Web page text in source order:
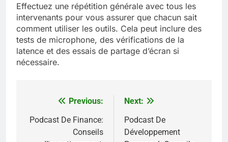
Effectuez une répétition générale avec tous les
intervenants pour vous assurer que chacun sait
comment utiliser les outils. Cela peut inclure des
tests de microphone, des vérifications de la
latence et des essais de partage d’écran si
nécessaire.
navigation
Previous:
Podcast De Finance:
Conseils
Next:
Podcast De
Développement